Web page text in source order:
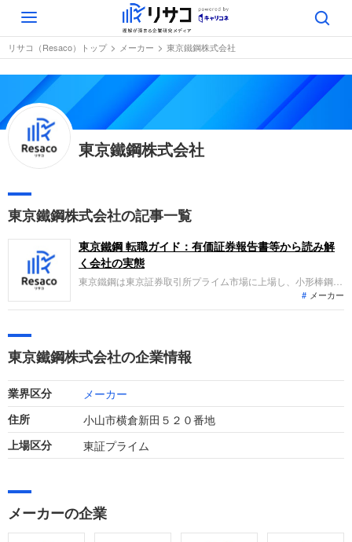
Toggle
navigation
リサコ（Resaco）トップ メーカー 東京鐵鋼株式会社
東京鐵鋼株式会社
東京鐵鋼株式会社の記事一覧
東京鐵鋼 転職ガイド：有価証券報告書等から読み解
く会社の実態
東京鐵鋼は東京証券取引所プライム市場に上場し、小形棒鋼や
鉄筋の機械式継手の製造・販売を主力とする電炉メーカーで
す。建設現場の省力化に寄与する高付加価値製品を展開してい
した。
メーカー
東京鐵鋼株式会社の企業情報
業界区分 メーカー
住所 小山市横倉新田５２０番地
上場区分 東証プライム
メーカーの企業